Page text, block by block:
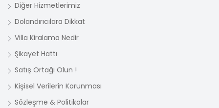
Diğer Hizmetlerimiz
Dolandırıcılara Dikkat
Villa Kiralama Nedir
Şikayet Hattı
Satış Ortağı Olun !
Kişisel Verilerin Korunması
Sözleşme & Politikalar